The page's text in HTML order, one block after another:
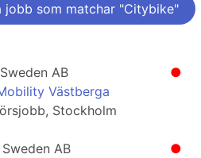
jobb som matchar "Citybike"
●
AB
Västberga
Stockholm
●
AB